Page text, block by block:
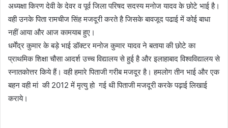
अध्यक्षा किरण देवी के देवर व पूर्व जिला परिषद सदस्य मनोज यादव के छोटे भाई है।
वही उनके पिता रामचीज सिंह मजदूरी करते है जिसके बावजूद पढाई में कोई बाधा
नहीं आया और आज कामयाब हुए।
धर्मेंद्र कुमार के बड़े भाई डॉक्टर मनोज कुमार यादव ने बताया की छोटे का
प्राथमिक शिक्षा चौसा आदर्श उच्च विद्यालय से हुई है और इलाहाबाद विश्वविद्यालय से
स्नातकोत्तर किये हैं। वही हमारे पिताजी गरीब मजदूर है। हमलोग तीन भाई और एक
बहन वही मां की 2012 में मृत्यु हो गई थी पिताजी मजदूरी करके पढ़ाई लिखाई
कराये।